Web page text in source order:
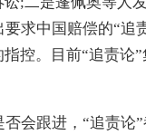
求中国赔偿的“追
控。目前“追责论
跟进，“追责论”